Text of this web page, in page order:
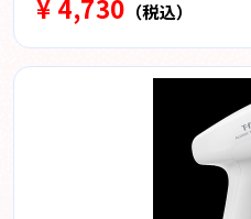
¥ 4,730 （税込）